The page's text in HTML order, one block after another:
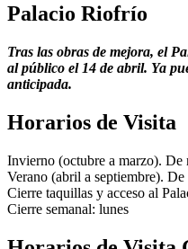
Palacio Riofrío
Tras las obras de mejora, el
al público el 14 de abril. Ya
anticipada.
Horarios de Visita
Invierno (octubre a marzo). De
Verano (abril a septiembre).
Cierre taquillas y acceso al
Cierre semanal: lunes